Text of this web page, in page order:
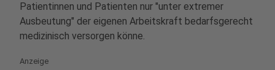
Patientinnen und Patienten nur "unter extremer
Ausbeutung" der eigenen Arbeitskraft bedarfsgerecht
medizinisch versorgen könne.
Anzeige